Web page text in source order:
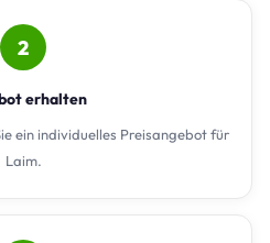
2
erhalten
ein individuelles Preisangebot für
Laim.